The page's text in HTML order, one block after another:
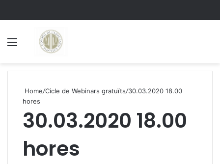
Home/Cicle de Webinars gratuïts/30.03.2020 18.00
hores
30.03.2020 18.00
hores